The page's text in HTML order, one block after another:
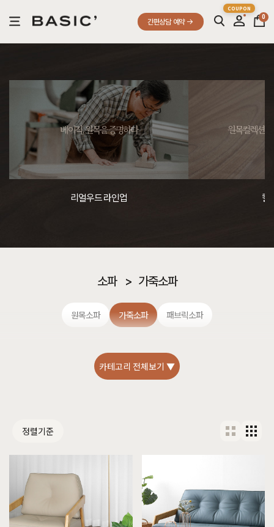
간편상담 예약
0
베이직, 원목을 증명하다
리얼우드 라인업
원목컬렉션,
컬
소파 > 가죽소파
원목소파 가죽소파 패브릭소파
카테고리 전체보기 ▼
정렬기준